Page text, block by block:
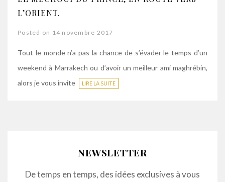
L’ORIENT.
Posted on 14 novembre 2017
Tout le monde n’a pas la chance de s’évader le temps d’un
weekend à Marrakech ou d’avoir un meilleur ami maghrébin,
alors je vous invite
LIRE LA SUITE
NEWSLETTER
De temps en temps, des idées exclusives à vous